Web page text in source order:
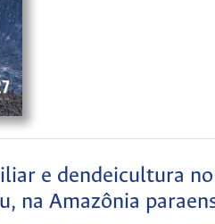
e dendeicultura
na Amazônia